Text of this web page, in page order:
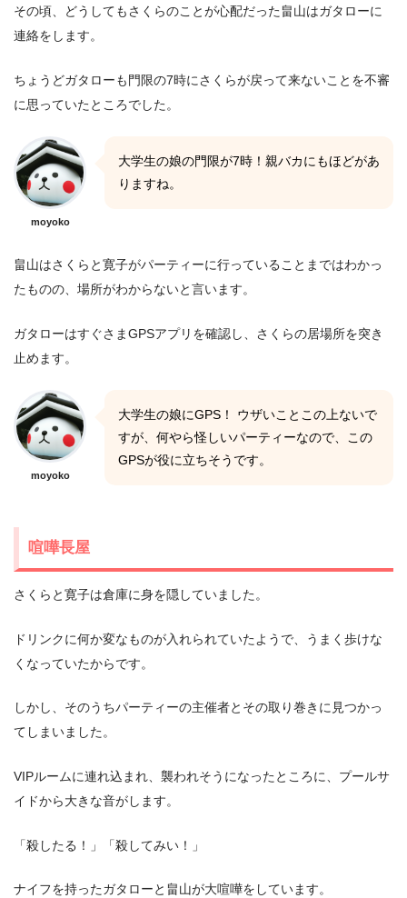
その頃、どうしてもさくらのことが心配だった畠山はガタローに
連絡をします。
ちょうどガタローも門限の7時にさくらが戻って来ないことを不審
に思っていたところでした。
moyoko
大学生の娘の門限が7時！親バカにもほどがあ
りますね。
畠山はさくらと寛子がパーティーに行っていることまではわかっ
たものの、場所がわからないと言います。
ガタローはすぐさまGPSアプリを確認し、さくらの居場所を突き
止めます。
moyoko
大学生の娘にGPS！ ウザいことこの上ないで
すが、何やら怪しいパーティーなので、この
GPSが役に立ちそうです。
喧嘩長屋
さくらと寛子は倉庫に身を隠していました。
ドリンクに何か変なものが入れられていたようで、うまく歩けな
くなっていたからです。
しかし、そのうちパーティーの主催者とその取り巻きに見つかっ
てしまいました。
VIPルームに連れ込まれ、襲われそうになったところに、プールサ
イドから大きな音がします。
「殺したる！」「殺してみい！」
ナイフを持ったガタローと畠山が大喧嘩をしています。